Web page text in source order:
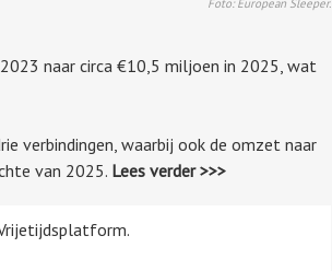
naar circa €10,5 miljoen in 2025, wat
verbindingen, waarbij ook de omzet naar
van 2025. Lees verder >>>